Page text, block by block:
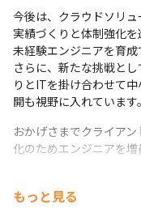
今後は、クラウドソリ
実績づくりと体制強化を
未経験エンジニアを育成
さらに、新たな挑戦と
りとITを掛け合わせて
開も視野に入れています。
おかげさまでクライア
化のためエンジニアを増
もっと見る